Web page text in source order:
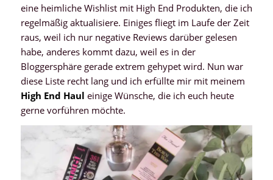
eine heimliche Wishlist mit High End Produkten, die ich
regelmäßig aktualisiere. Einiges fliegt im Laufe der Zeit
raus, weil ich nur negative Reviews darüber gelesen
habe, anderes kommt dazu, weil es in der
Bloggersphäre gerade extrem gehypet wird. Nun war
diese Liste recht lang und ich erfüllte mir mit meinem
High End Haul einige Wünsche, die ich euch heute
gerne vorführen möchte.